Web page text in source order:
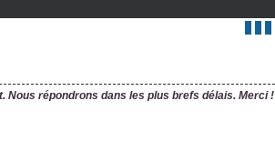
répondrons dans les plus brefs délais. Merci !